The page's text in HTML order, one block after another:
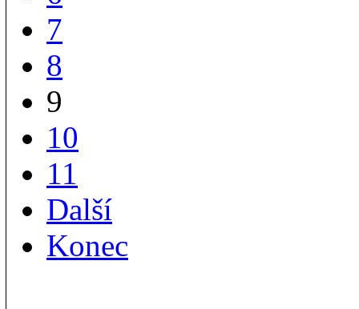
7
8
9
10
11
Další
Konec